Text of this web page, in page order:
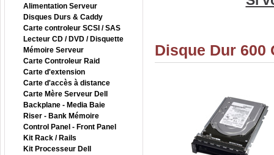
Alimentation Serveur
Disques Durs & Caddy
Carte controleur SCSI / SAS
Lecteur CD / DVD / Disquette
Mémoire Serveur
Carte Controleur Raid
Carte d'extension
Carte d'accès à distance
Carte Mère Serveur Dell
Backplane - Media Baie
Riser - Bank Mémoire
Control Panel - Front Panel
Kit Rack / Rails
Kit Processeur Dell
Disque Dur 600